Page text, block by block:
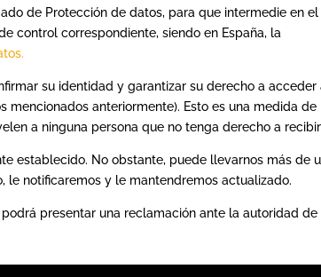
de Protección de datos, para que intermedie en el
control correspondiente, siendo en España, la
su identidad y garantizar su derecho a acceder
mencionados anteriormente). Esto es una medida de
a ninguna persona que no tenga derecho a
establecido. No obstante, puede llevarnos más de
le notificaremos y le mantendremos actualizado.
presentar una reclamación ante la autoridad de